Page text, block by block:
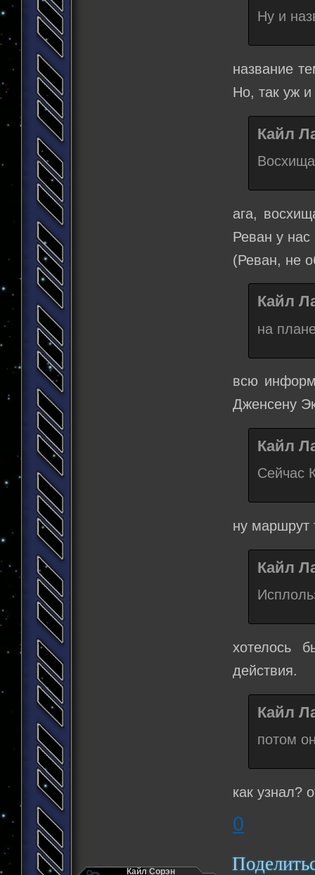
Ну и
название
Но, так уж
Кайл
ага,
Реван у
(Реван, не
Кайл
на
всю
Дженсену
Кайл
Сейчас
ну маршрут
Кайл
хотелось
действия.
Кайл
потом
как узнал?
0
Кайл Сорэн